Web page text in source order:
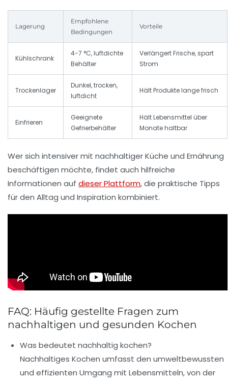
Lagerung
Empfohlene
Bedingungen
Vorteile
Kühlschrank
4-7 °C, luftdichte
Behälter
Verlängert Frische, spart
Strom
Trockenlager
Dunkel, trocken,
luftdicht
Hält Produkte lange frisch
Einfrieren
Geeignete
Gefrierbehälter
Hält Lebensmittel über
Monate haltbar
Wer sich intensiver mit nachhaltiger Küche und Ernährung
beschäftigen möchte, findet auch hilfreiche
Informationen auf dieser Plattform, die praktische Tipps
für den Alltag und Inspiration kombiniert.
FAQ: Häufig gestellte Fragen zum
nachhaltigen und gesunden Kochen
Was bedeutet nachhaltig kochen?
Nachhaltiges Kochen umfasst den umweltbewussten
und effizienten Umgang mit Lebensmitteln, von der